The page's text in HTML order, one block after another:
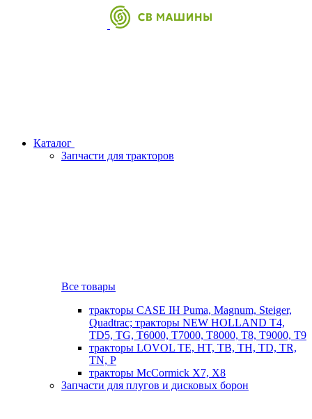
Каталог
Запчасти для тракторов
Все товары
тракторы CASE IH Puma, Magnum, Steiger,
Quadtrac; тракторы NEW HOLLAND T4,
TD5, TG, T6000, T7000, T8000, T8, T9000, T9
тракторы LOVOL TE, HT, TB, TH, TD, TR,
TN, P
тракторы McCormick X7, X8
Запчасти для плугов и дисковых борон